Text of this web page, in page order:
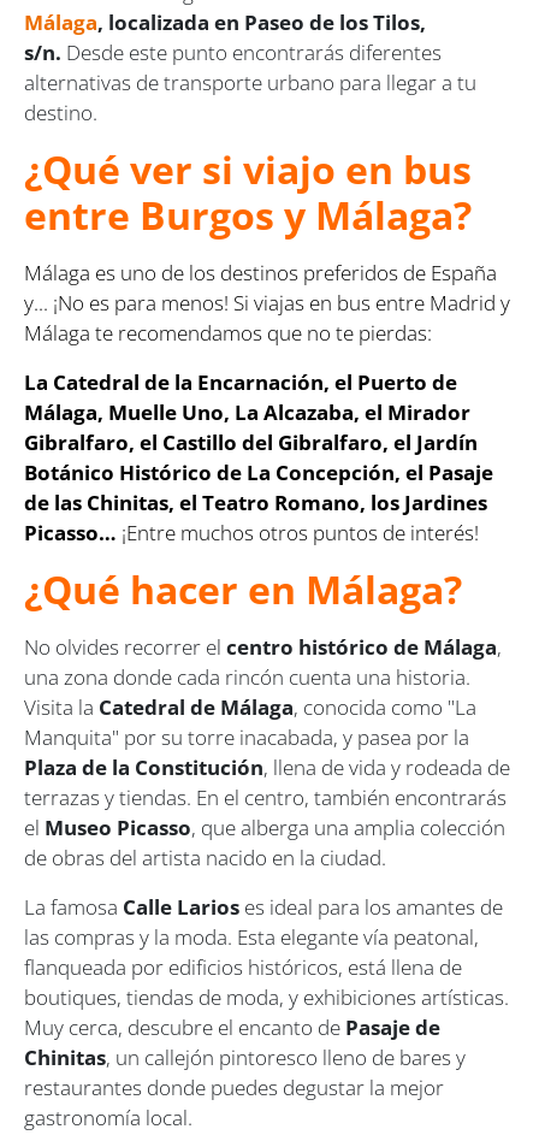
Málaga, localizada en Paseo de los Tilos,
s/n. Desde este punto encontrarás diferentes
alternativas de transporte urbano para llegar a tu
destino.
¿Qué ver si viajo en bus
entre Burgos y Málaga?
Málaga es uno de los destinos preferidos de España
y... ¡No es para menos! Si viajas en bus entre Madrid y
Málaga te recomendamos que no te pierdas:
La Catedral de la Encarnación, el Puerto de
Málaga, Muelle Uno, La Alcazaba, el Mirador
Gibralfaro, el Castillo del Gibralfaro, el Jardín
Botánico Histórico de La Concepción, el Pasaje
de las Chinitas, el Teatro Romano, los Jardines
Picasso… ¡Entre muchos otros puntos de interés!
¿Qué hacer en Málaga?
No olvides recorrer el centro histórico de Málaga,
una zona donde cada rincón cuenta una historia.
Visita la Catedral de Málaga, conocida como "La
Manquita" por su torre inacabada, y pasea por la
Plaza de la Constitución, llena de vida y rodeada de
terrazas y tiendas. En el centro, también encontrarás
el Museo Picasso, que alberga una amplia colección
de obras del artista nacido en la ciudad.
La famosa Calle Larios es ideal para los amantes de
las compras y la moda. Esta elegante vía peatonal,
flanqueada por edificios históricos, está llena de
boutiques, tiendas de moda, y exhibiciones artísticas.
Muy cerca, descubre el encanto de Pasaje de
Chinitas, un callejón pintoresco lleno de bares y
restaurantes donde puedes degustar la mejor
gastronomía local.